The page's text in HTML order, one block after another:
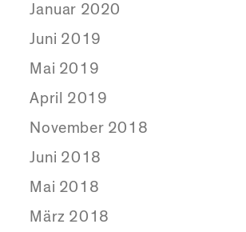
Januar 2020
Juni 2019
Mai 2019
April 2019
November 2018
Juni 2018
Mai 2018
März 2018